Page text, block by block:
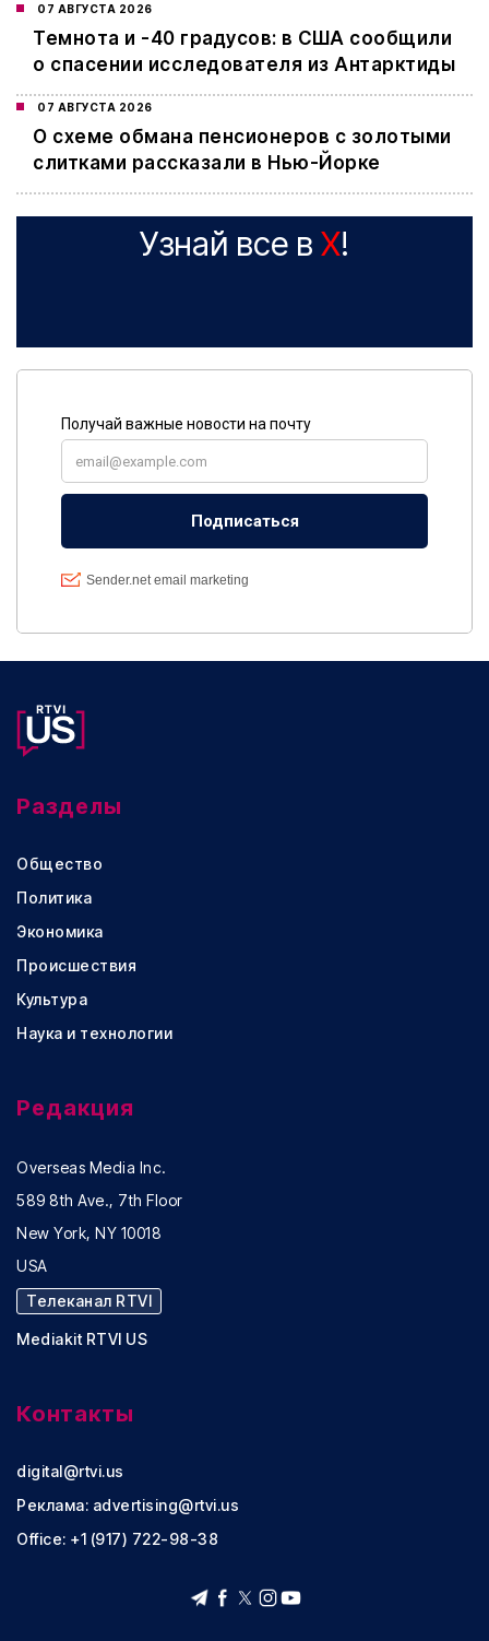
07 АВГУСТА 2026
Темнота и -40 градусов: в США сообщили
о спасении исследователя из Антарктиды
07 АВГУСТА 2026
О схеме обмана пенсионеров с золотыми
слитками рассказали в Нью-Йорке
Узнай все в X!
Разделы
Общество
Политика
Экономика
Происшествия
Культура
Наука и технологии
Редакция
Overseas Media Inc.
589 8th Ave., 7th Floor
New York, NY 10018
USA
Телеканал RTVI
Mediakit RTVI US
Контакты
digital@rtvi.us
Реклама: advertising@rtvi.us
Office: +1 (917) 722-98-38